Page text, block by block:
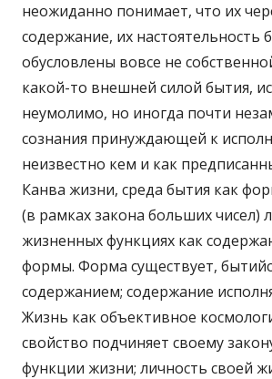
неожиданно понимает, что их
содержание, их настоятельность
обусловлены вовсе не
какой-то внешней силой бытия,
неумолимо, но иногда почти
сознания принуждающей к
неизвестно кем и как
Канва жизни, среда бытия как
(в рамках закона больших чисел)
жизненных функциях как
формы. Форма существует,
содержанием; содержание
Жизнь как объективное
свойство подчиняет своему
функции жизни; личность своей